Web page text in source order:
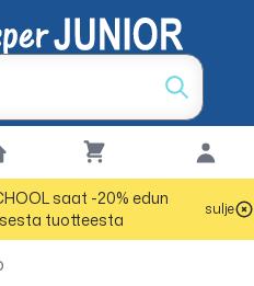
saat -20% edun
tuotteesta
sulje